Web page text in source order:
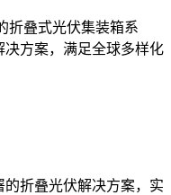
折叠式光伏集装箱系
方案，满足全球多样化
折叠光伏解决方案，实